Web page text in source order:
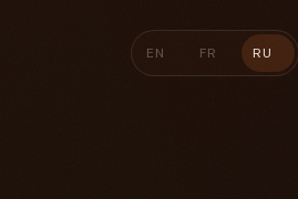
EN FR RU